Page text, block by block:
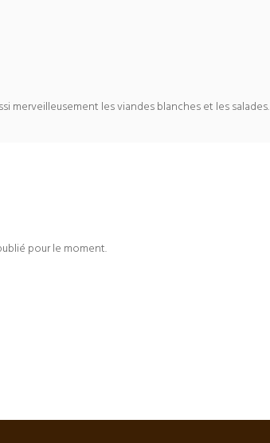
merveilleusement les viandes blanches et les salades.
pour le moment.